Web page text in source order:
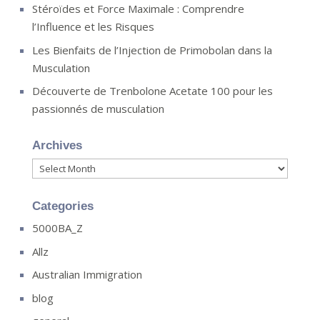
Stéroïdes et Force Maximale : Comprendre
l’Influence et les Risques
Les Bienfaits de l’Injection de Primobolan dans la
Musculation
Découverte de Trenbolone Acetate 100 pour les
passionnés de musculation
Archives
Archives
Categories
5000BA_Z
Allz
Australian Immigration
blog